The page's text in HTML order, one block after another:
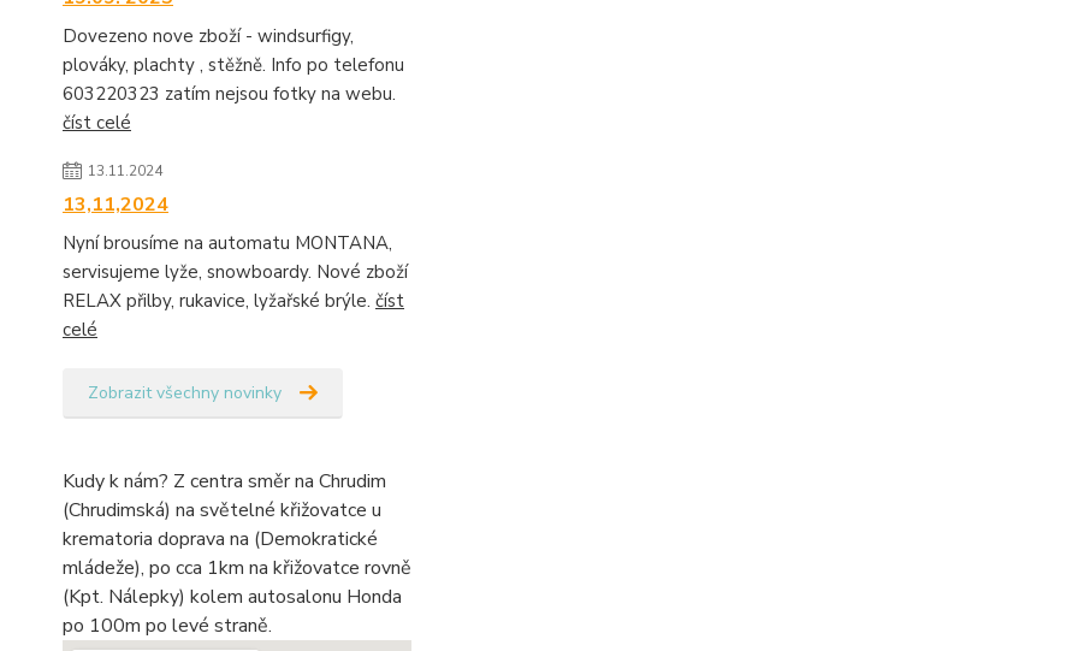
Dovezeno nove zboží - windsurfigy,
plováky, plachty , stěžně. Info po telefonu
603220323 zatím nejsou fotky na webu.
číst celé
13.11.2024
13,11,2024
Nyní brousíme na automatu MONTANA,
servisujeme lyže, snowboardy. Nové zboží
RELAX přilby, rukavice, lyžařské brýle. číst
celé
Zobrazit všechny novinky
Kudy k nám? Z centra směr na Chrudim
(Chrudimská) na světelné křižovatce u
krematoria doprava na (Demokratické
mládeže), po cca 1km na křižovatce rovně
(Kpt. Nálepky) kolem autosalonu Honda
po 100m po levé straně.